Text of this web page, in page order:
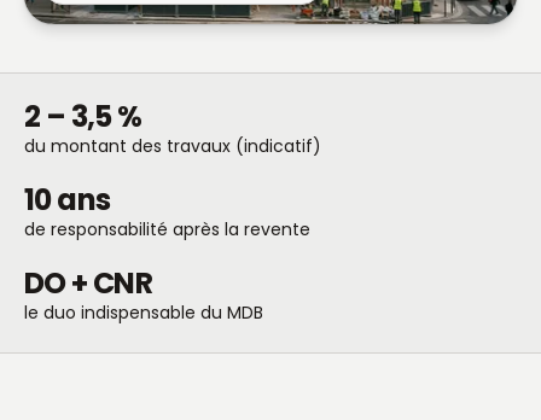
2 – 3,5 %
du montant des travaux (indicatif)
10 ans
de responsabilité après la revente
DO + CNR
le duo indispensable du MDB